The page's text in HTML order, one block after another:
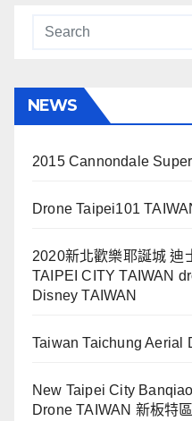
NEWS
2015 Cannondale
Drone Taipei101
2020新北歡樂耶誕城 迪
TAIPEI CITY TAIWAN
Disney TAIWAN
Taiwan Taichung Aerial
New Taipei City
Drone TAIWAN 新板特